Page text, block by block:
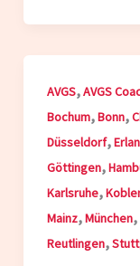
AVGS,AVGS
Bochum,Bonn,
Düsseldorf,
Göttingen,
Karlsruhe,
Mainz,München,
Reutlingen,